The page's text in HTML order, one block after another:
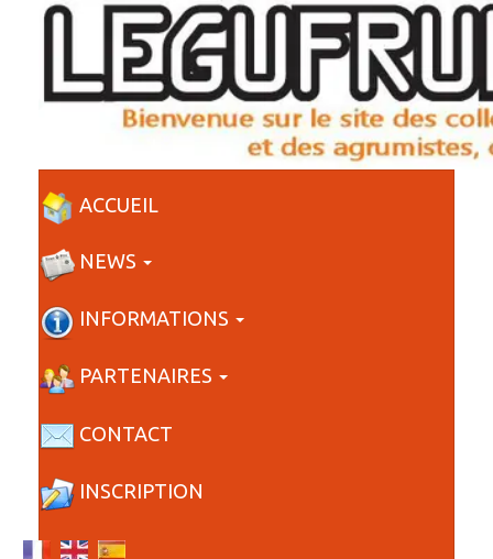
ACCUEIL
NEWS
INFORMATIONS
PARTENAIRES
CONTACT
INSCRIPTION